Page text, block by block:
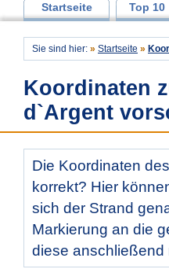
Startseite Top 10
Sie sind hier: » Startseite »
Koordinaten
d`Argent
Die Koordinaten
korrekt? Hier
sich der Strand
Markierung an die
diese anschließend